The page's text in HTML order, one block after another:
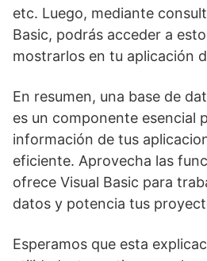
etc. Luego, mediante
Basic, podrás acceder a
mostrarlos en tu aplicación
En resumen, una base de
es un componente esencial
información de tus
eficiente. Aprovecha las
ofrece Visual Basic para
datos y potencia tus
Esperamos que esta